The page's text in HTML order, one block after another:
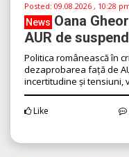
Posted: 09.08.2026 , 10:28
News Oana
AUR de
Politica românească în
dezaprobarea față de
incertitudine și tensiuni,
Like